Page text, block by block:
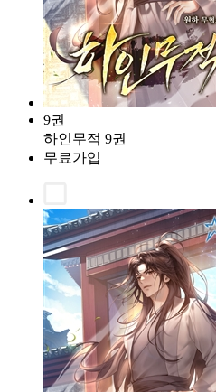
9권
하인무적 9권
무료가입